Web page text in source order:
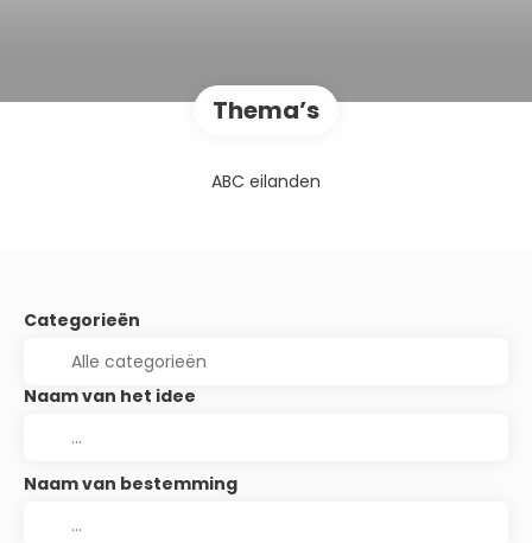
Thema’s
ABC eilanden
Categorieën
Naam van het idee
Naam van bestemming